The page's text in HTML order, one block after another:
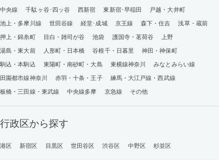
中央線
千駄ヶ谷･四ッ谷 西新宿 東新宿･早稲田
戸越・大井町
池上・多摩川線
世田谷線 経堂･成城 京王線 森下・住吉
浅草・蔵前
押上・錦糸町
目白・雑司が谷 池袋 護国寺・茗荷谷
上野
湯島・東大前
人形町・日本橋 谷根千・日暮里
神田・神保町
駒込・本駒込
東陽町・南砂町・大島 東横線神奈川
みなとみらい線
田園都市線神奈川
赤羽・十条・王子
練馬・大江戸線・西武線
板橋・三田線・東武線
中央線多摩 京急線 その他
行政区から探す
港区 新宿区 目黒区 世田谷区 渋谷区 中野区 杉並区